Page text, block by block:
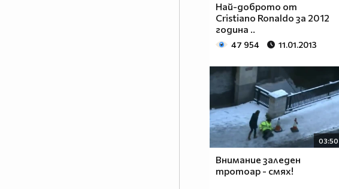
Най-доброто от
Cristiano Ronaldo за 2012
година ..
47 954 11.01.2013
03:50
Внимание заледен
тротоар - смях!